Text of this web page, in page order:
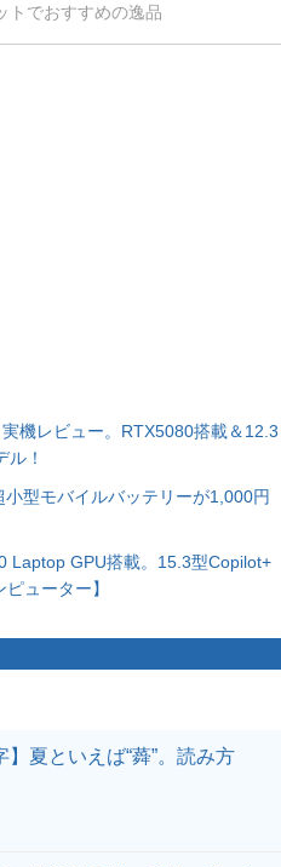
トでおすすめの逸品
機レビュー。RTX5080搭載＆12.3
！
型モバイルバッテリーが1,000円
Laptop GPU搭載。15.3型Copilot+
ューター】
】夏といえば“蕣”。読み方